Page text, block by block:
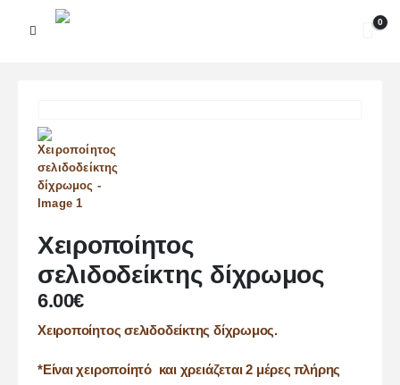
0
Χειροποίητος
σελιδοδείκτης δίχρωμος
6.00€
Χειροποίητος σελιδοδείκτης δίχρωμος.
*Είναι χειροποίητό και χρειάζεται 2 μέρες πλήρης